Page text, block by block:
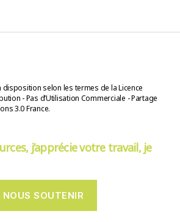
selon les termes de la Licence
- Pas d’Utilisation Commerciale - Partage
3.0 France.
j’apprécie votre travail, je
NOUS SOUTENIR